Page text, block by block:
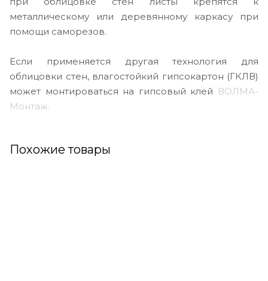
металлическому или деревянному каркасу при
помощи саморезов.
Если применяется другая технология для
облицовки стен, влагостойкий гипсокартон (ГКЛВ)
может монтироваться на гипсовый клей ВОЛМА-
Монтаж.
Похожие товары